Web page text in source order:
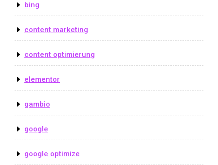
bing
content marketing
content optimierung
elementor
gambio
google
google optimize